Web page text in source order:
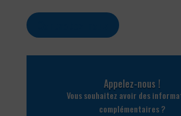
Appelez-nous !
Vous souhaitez avoir des
complémentaires ?